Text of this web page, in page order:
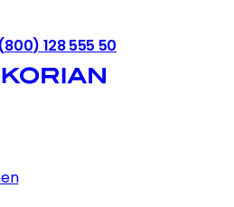
128 555 50